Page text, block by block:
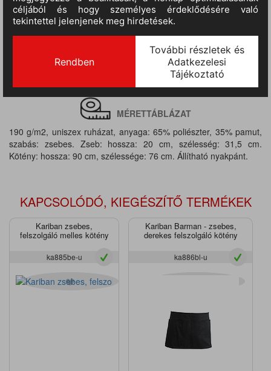
TERMÉKINFORMÁCIÓ
MÉRETTÁBLÁZAT
190 g/m2, uniszex ruházat, anyaga: 65% poliészter, 35% pamut,
szabás: zsebes. Zseb: hossza: 20 cm, szélesség: 31,5 cm.
Kötény: hossza: 90 cm, szélessége: 76 cm. Állítható nyakpánt.
KAPCSOLÓDÓ, KIEGÉSZÍTŐ TERMÉKEK
Kariban zsebes,
felszolgáló melles kötény
ka885be-u
Kariban Barman - zsebes,
derekes felszolgáló kötény
ka886bl-u